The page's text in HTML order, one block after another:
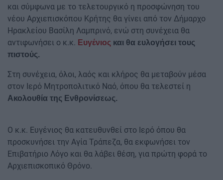
και σύμφωνα με το τελετουργικό η προσφώνηση του
νέου Αρχιεπισκόπου Κρήτης θα γίνει από τον Δήμαρχο
Ηρακλείου Βασίλη Λαμπρινό, ενώ στη συνέχεια θα
αντιφωνήσει ο κ.κ. Ευγένιος και θα ευλογήσει τους
πιστούς.
Στη συνέχεια, όλοι, λαός και κλήρος θα μεταβούν μέσα
στον Ιερό Μητροπολιτικό Ναό, όπου θα τελεστεί η
Ακολουθία της Ενθρονίσεως.
Ο κ.κ. Ευγένιος θα κατευθυνθεί στο Ιερό όπου θα
προσκυνήσει την Αγία Τράπεζα, θα εκφωνήσει τον
Επιβατήριο Λόγο και θα λάβει θέση, για πρώτη φορά το
Αρχιεπισκοπικό Θρόνο.